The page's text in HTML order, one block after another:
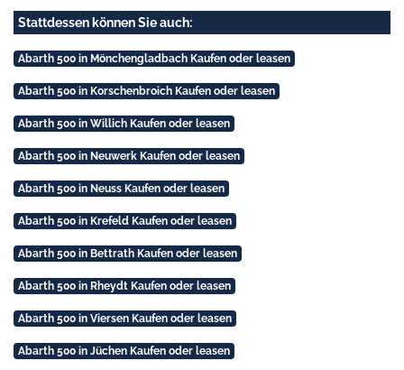
Stattdessen können Sie auch:
Abarth 500 in Mönchengladbach Kaufen oder leasen
Abarth 500 in Korschenbroich Kaufen oder leasen
Abarth 500 in Willich Kaufen oder leasen
Abarth 500 in Neuwerk Kaufen oder leasen
Abarth 500 in Neuss Kaufen oder leasen
Abarth 500 in Krefeld Kaufen oder leasen
Abarth 500 in Bettrath Kaufen oder leasen
Abarth 500 in Rheydt Kaufen oder leasen
Abarth 500 in Viersen Kaufen oder leasen
Abarth 500 in Jüchen Kaufen oder leasen